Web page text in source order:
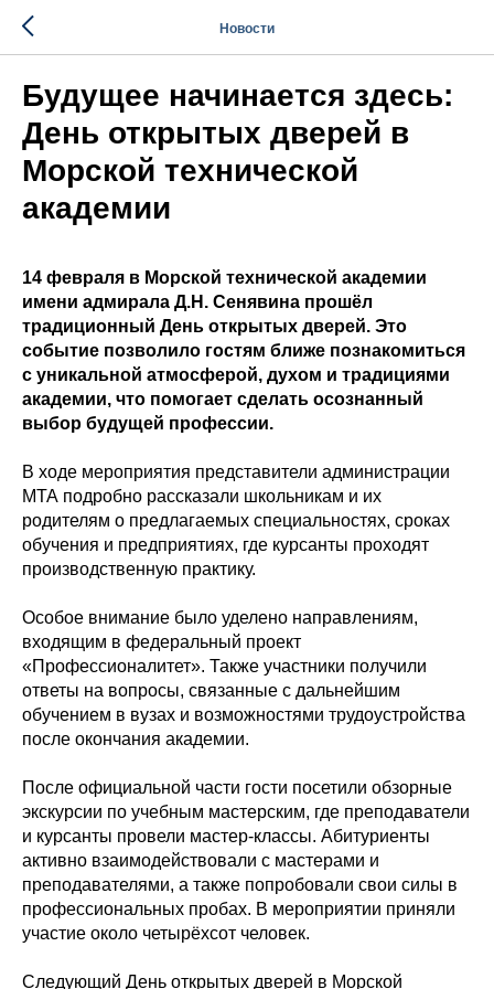
Новости
Будущее начинается здесь:
День открытых дверей в
Морской технической
академии
14 февраля в Морской технической академии
имени адмирала Д.Н. Сенявина прошёл
традиционный День открытых дверей. Это
событие позволило гостям ближе познакомиться
с уникальной атмосферой, духом и традициями
академии, что помогает сделать осознанный
выбор будущей профессии.
В ходе мероприятия представители администрации
МТА подробно рассказали школьникам и их
родителям о предлагаемых специальностях, сроках
обучения и предприятиях, где курсанты проходят
производственную практику.
Особое внимание было уделено направлениям,
входящим в федеральный проект
«Профессионалитет». Также участники получили
ответы на вопросы, связанные с дальнейшим
обучением в вузах и возможностями трудоустройства
после окончания академии.
После официальной части гости посетили обзорные
экскурсии по учебным мастерским, где преподаватели
и курсанты провели мастер-классы. Абитуриенты
активно взаимодействовали с мастерами и
преподавателями, а также попробовали свои силы в
профессиональных пробах. В мероприятии приняли
участие около четырёхсот человек.
Следующий День открытых дверей в Морской